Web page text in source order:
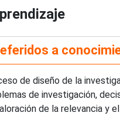
a
de diseño de la
de investigación,
de la relevancia y